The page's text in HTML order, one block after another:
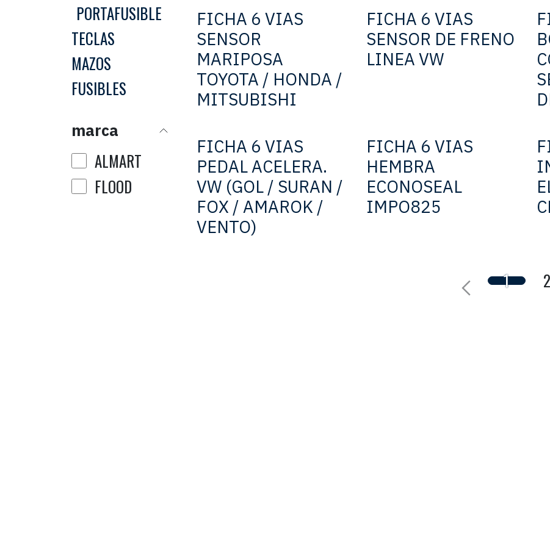
PORTAFUSIBLE
TECLAS
MAZOS
FUSIBLES
marca
ALMART
FLOOD
FICHA 6 VIAS
SENSOR
MARIPOSA
TOYOTA / HONDA /
MITSUBISHI
FICHA 6 VIAS
SENSOR DE FRENO
LINEA VW
FICHA 6 VIAS
PEDAL ACELERA.
VW (GOL / SURAN /
FOX / AMAROK /
VENTO)
FICHA 6 VIAS
HEMBRA
ECONOSEAL
IMPO825
1 2